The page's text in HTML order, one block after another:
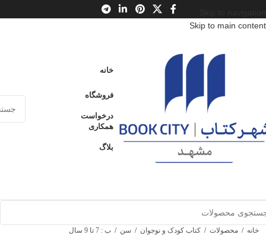
Skip to main content
خانه
فروشگاه
درخواست
همکاری
بلاگ
خانه / محصولات / کتاب کودک و نوجوان / سن / ب : 7 تا 9 سال